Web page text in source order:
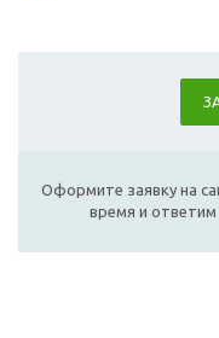
Оформите заявку на
время и